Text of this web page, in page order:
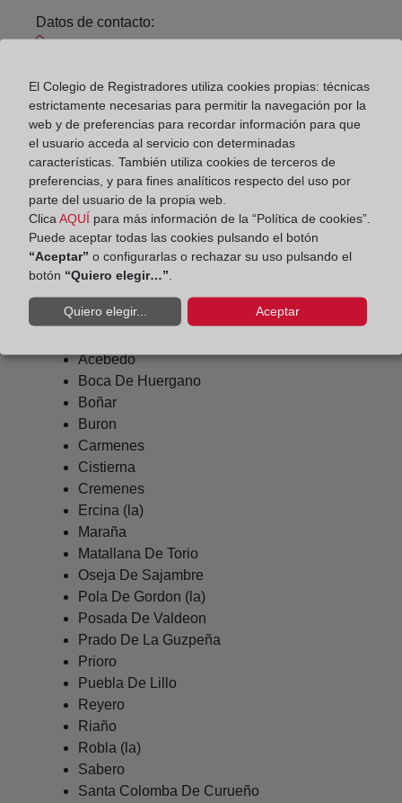
Datos de contacto:
lavecilla-cistierna@registrodelapropiedad.org
Datos del Registrador:
Triana García-Miranda Fernández de Cañete
Delegado de Protección de Datos:
dpo@corpme.es
Otros municipios incluidos en el
distrito hipotecario
Acebedo
Boca De Huergano
Boñar
Buron
Carmenes
Cistierna
Cremenes
Ercina (la)
Maraña
Matallana De Torio
Oseja De Sajambre
Pola De Gordon (la)
Posada De Valdeon
Prado De La Guzpeña
Prioro
Puebla De Lillo
Reyero
Riaño
Robla (la)
Sabero
Santa Colomba De Curueño
El Colegio de Registradores utiliza cookies propias: técnicas
estrictamente necesarias para permitir la navegación por la
web y de preferencias para recordar información para que
el usuario acceda al servicio con determinadas
características. También utiliza cookies de terceros de
preferencias, y para fines analíticos respecto del uso por
parte del usuario de la propia web.
Clica AQUÍ para más información de la “Política de cookies”.
Puede aceptar todas las cookies pulsando el botón
“Aceptar” o configurarlas o rechazar su uso pulsando el
botón “Quiero elegir…”
Quiero elegir... Aceptar